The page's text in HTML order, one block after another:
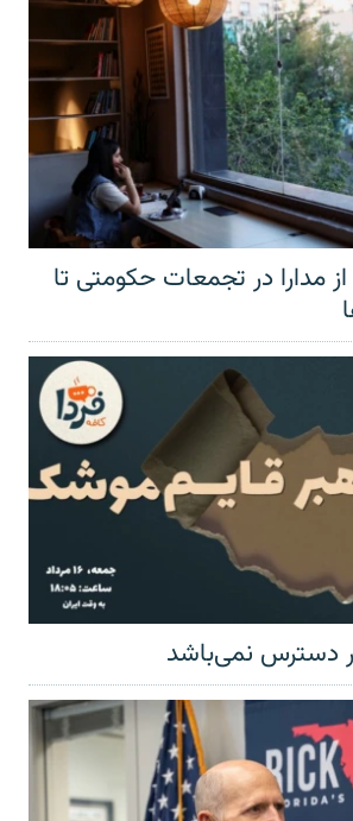
مدارا در تجمعات حکومتی تا
دسترس نمی‌باشد